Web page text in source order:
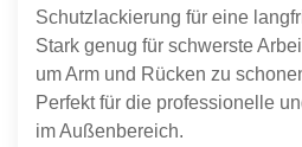
Schutzlackierung für eine
Stark genug für schwerste
um Arm und Rücken zu
Perfekt für die professionelle
im Außenbereich.